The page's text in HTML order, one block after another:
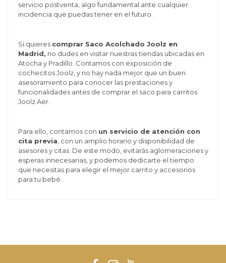
servicio postventa, algo fundamental ante cualquier
incidencia que puedas tener en el futuro.
Si quieres comprar Saco Acolchado Joolz en
Madrid, no dudes en visitar nuestras tiendas ubicadas en
Atocha y Pradillo. Contamos con exposición de
cochecitos Joolz, y no hay nada mejor que un buen
asesoramiento para conocer las prestaciones y
funcionalidades antes de comprar el saco para carritos
Joolz Aer.
Para ello, contamos con un servicio de atención con
cita previa , con un amplio horario y disponibilidad de
asesores y citas. De este modo, evitarás aglomeraciones y
esperas innecesarias, y podemos dedicarte el tiempo
que necesitas para elegir el mejor carrito y accesorios
para tu bebé.